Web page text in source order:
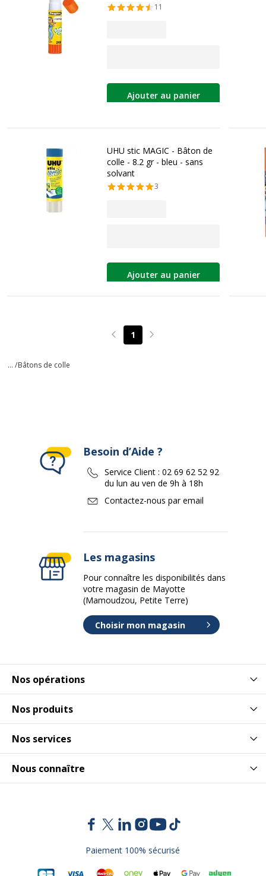
11
Ajouter au panier
UHU stic MAGIC - Bâton de
colle - 8.2 gr - bleu - sans
solvant
3
Ajouter au panier
Page précédente
1 Page suivante
... /Bâtons de colle
Nos opérations
Nos produits
Nos services
Nous connaître
Besoin d’Aide ?
Service Client : 02 69 62 52 92
du lun au ven de 9h à 18h
Contactez-nous par email
Les magasins
Pour connaître les disponibilités dans
votre magasin de Mayotte
(Mamoudzou, Petite Terre)
Choisir mon magasin
Paiement 100% sécurisé